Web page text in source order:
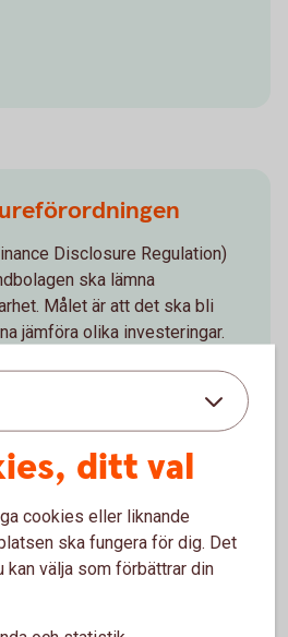
Disclosure Regulation)
ska lämna
Målet är att det ska bli
jämföra olika investeringar.
behöver leva upp till de
kunna fortsätta göra det.
chans för dig att
ditt val
cookies eller liknande
ska fungera för dig. Det
kan välja som förbättrar din